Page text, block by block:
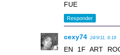
FUE
Responder
cexy74 24/9/11, 8:18
EN 1F ART